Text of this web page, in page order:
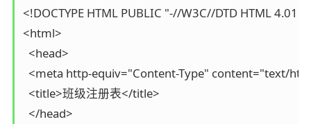
<!DOCTYPE HTML PUBLIC "-//W3C//DTD HTML
<html>
  <head>
<meta http-equiv="Content-Type" content="text/
  <title>班级注册表</title>
  </head>